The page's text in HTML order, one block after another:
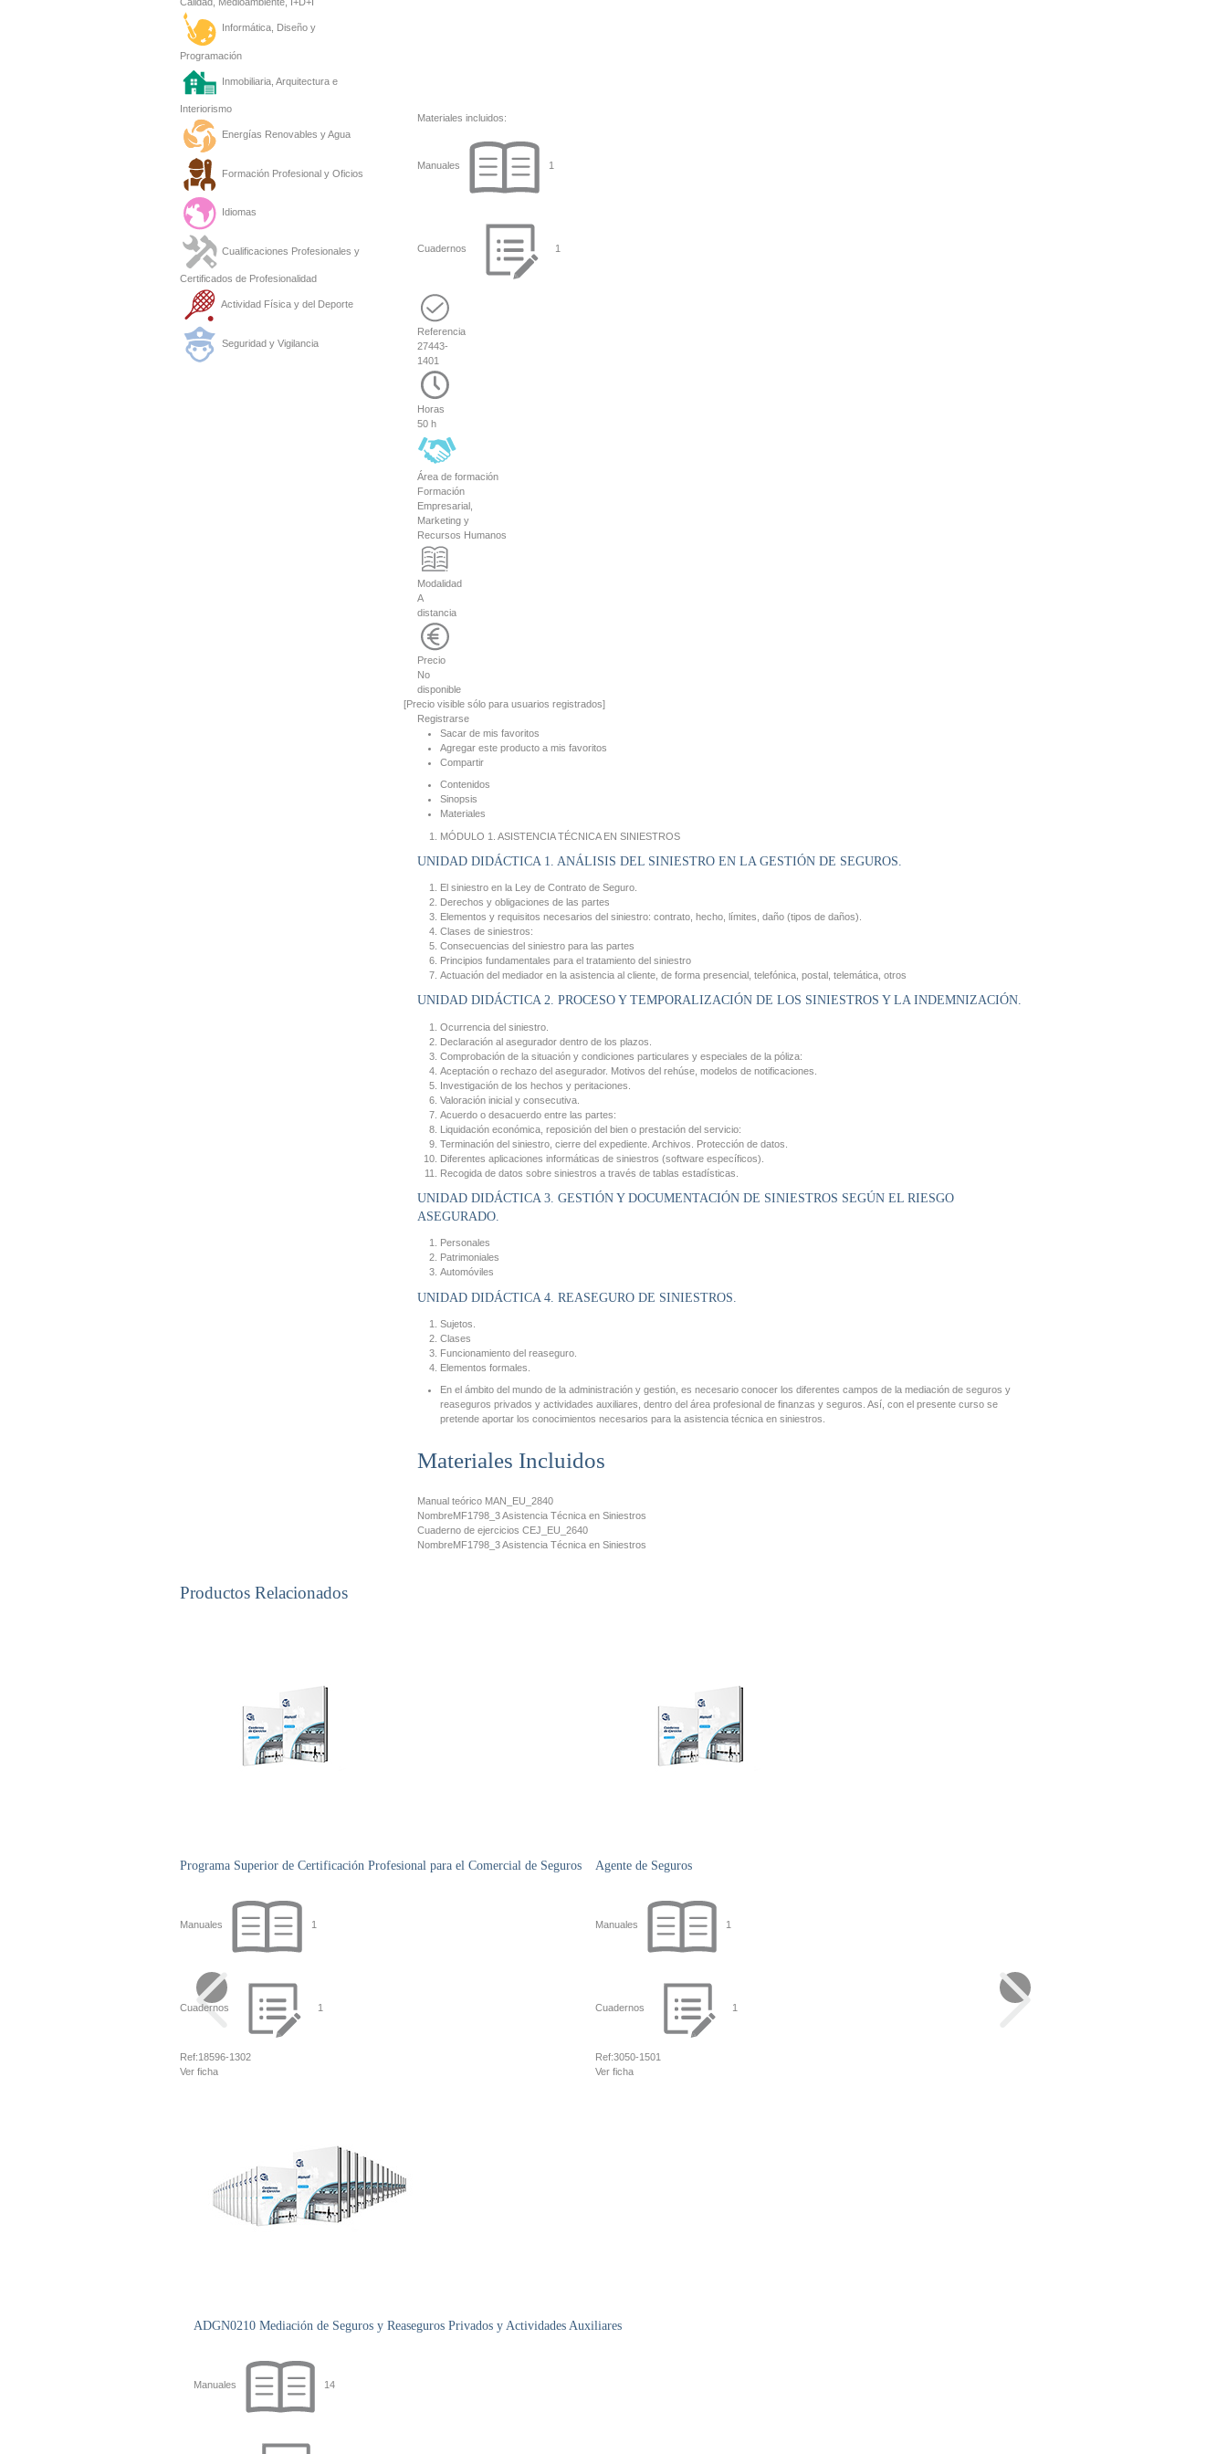
Informática, Diseño y
Programación
Inmobiliaria, Arquitectura e
Interiorismo
Energías Renovables y Agua
Formación Profesional y Oficios
Idiomas
Cualificaciones Profesionales y
Certificados de Profesionalidad
Actividad Física y del Deporte
Seguridad y Vigilancia
Materiales incluidos:
Manuales 1
Cuadernos 1
Referencia
27443-
1401
Horas
50 h
Área de formación
Formación
Empresarial,
Marketing y
Recursos Humanos
Modalidad
A
distancia
Precio
No
disponible
[Precio visible sólo para usuarios registrados]
Registrarse
Sacar de mis favoritos
Agregar este producto a mis favoritos
Compartir
Contenidos
Sinopsis
Materiales
MÓDULO 1. ASISTENCIA TÉCNICA EN SINIESTROS
UNIDAD DIDÁCTICA 1. ANÁLISIS DEL SINIESTRO EN LA GESTIÓN DE SEGUROS.
El siniestro en la Ley de Contrato de Seguro.
Derechos y obligaciones de las partes
Elementos y requisitos necesarios del siniestro: contrato, hecho, límites, daño (tipos de daños).
Clases de siniestros:
Consecuencias del siniestro para las partes
Principios fundamentales para el tratamiento del siniestro
Actuación del mediador en la asistencia al cliente, de forma presencial, telefónica, postal, telemática, otros
UNIDAD DIDÁCTICA 2. PROCESO Y TEMPORALIZACIÓN DE LOS SINIESTROS Y LA INDEMNIZACIÓN.
Ocurrencia del siniestro.
Declaración al asegurador dentro de los plazos.
Comprobación de la situación y condiciones particulares y especiales de la póliza:
Aceptación o rechazo del asegurador. Motivos del rehúse, modelos de notificaciones.
Investigación de los hechos y peritaciones.
Valoración inicial y consecutiva.
Acuerdo o desacuerdo entre las partes:
Liquidación económica, reposición del bien o prestación del servicio:
Terminación del siniestro, cierre del expediente. Archivos. Protección de datos.
Diferentes aplicaciones informáticas de siniestros (software específicos).
Recogida de datos sobre siniestros a través de tablas estadísticas.
UNIDAD DIDÁCTICA 3. GESTIÓN Y DOCUMENTACIÓN DE SINIESTROS SEGÚN EL RIESGO
ASEGURADO.
Personales
Patrimoniales
Automóviles
UNIDAD DIDÁCTICA 4. REASEGURO DE SINIESTROS.
Sujetos.
Clases
Funcionamiento del reaseguro.
Elementos formales.
En el ámbito del mundo de la administración y gestión, es necesario conocer los diferentes campos de la mediación de seguros y
reaseguros privados y actividades auxiliares, dentro del área profesional de finanzas y seguros. Así, con el presente curso se
pretende aportar los conocimientos necesarios para la asistencia técnica en siniestros.
Materiales Incluidos
Manual teórico MAN_EU_2840
NombreMF1798_3 Asistencia Técnica en Siniestros
Cuaderno de ejercicios CEJ_EU_2640
NombreMF1798_3 Asistencia Técnica en Siniestros
Productos Relacionados
Programa Superior de Certificación Profesional para el Comercial de Seguros
Manuales 1
Cuadernos 1
Ref:18596-1302
Ver ficha
Agente de Seguros
Manuales 1
Cuadernos 1
Ref:3050-1501
Ver ficha
ADGN0210 Mediación de Seguros y Reaseguros Privados y Actividades Auxiliares
Manuales 14